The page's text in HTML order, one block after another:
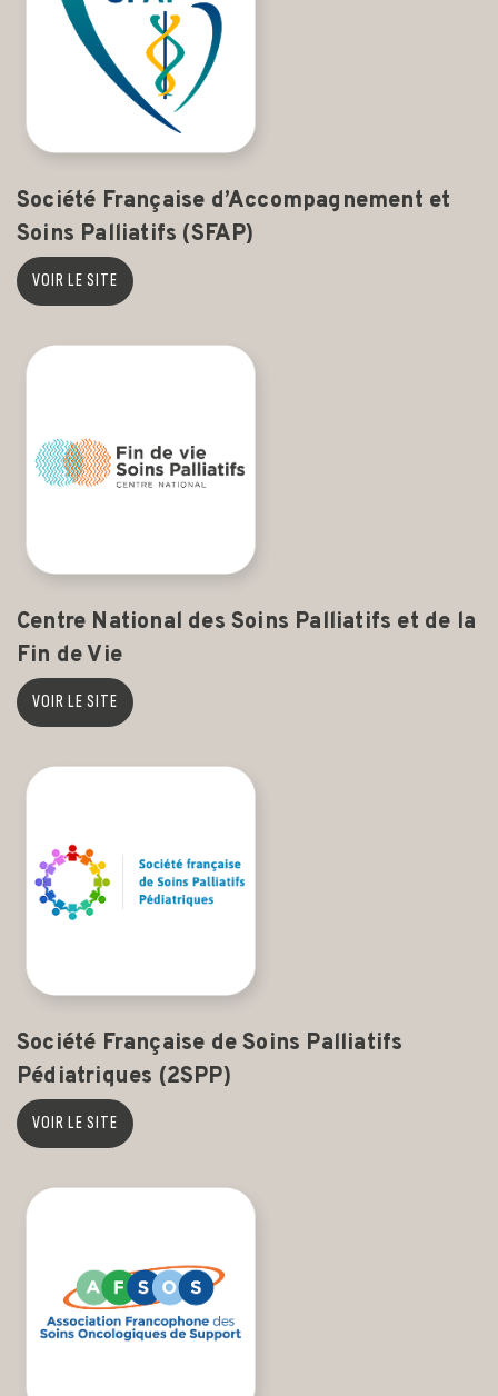
Société Française d’Accompagnement et
Soins Palliatifs (SFAP)
VOIR LE SITE
Centre National des Soins Palliatifs et de la
Fin de Vie
VOIR LE SITE
Société Française de Soins Palliatifs
Pédiatriques (2SPP)
VOIR LE SITE